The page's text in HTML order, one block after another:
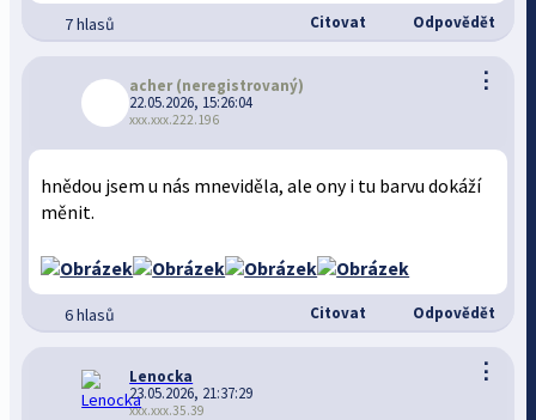
7 hlasů Citovat Odpovědět
⋮
acher(neregistrovaný)
22.05.2026, 15:26:04
xxx.xxx.222.196
hnědou jsem u nás mneviděla, ale ony i tu barvu dokáží
měnit.
6 hlasů Citovat Odpovědět
⋮
Lenocka
23.05.2026, 21:37:29
xxx.xxx.35.39